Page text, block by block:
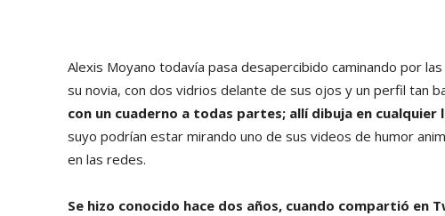
Alexis Moyano todavía pasa desapercibido caminando por
su novia, con dos vidrios delante de sus ojos y un perfil tan
con un cuaderno a todas partes; allí dibuja en cualquier
suyo podrían estar mirando uno de sus videos de humor
en las redes.
Se hizo conocido hace dos años, cuando compartió